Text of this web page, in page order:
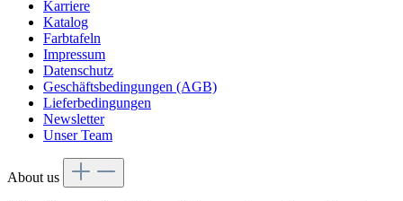
Karriere
Katalog
Farbtafeln
Impressum
Datenschutz
Geschäftsbedingungen (AGB)
Lieferbedingungen
Newsletter
Unser Team
About us